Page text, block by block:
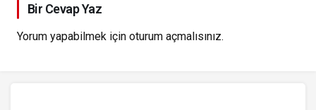
Bir Cevap Yaz
Yorum yapabilmek için oturum açmalısınız.